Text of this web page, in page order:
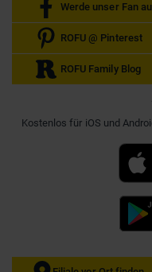
Werde unser Fan
ROFU @ Pinterest
ROFU Family Blog
Kostenlos für iOS und